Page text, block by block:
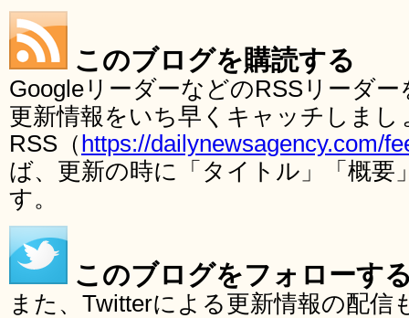
このブログを購読する
GoogleリーダーなどのRSSリーダ
更新情報をいち早くキャッチしま
RSS（ https://dailynewsagency.com/
ば、更新の時に「タイトル」「概要
す。
このブログをフォローす
また、Twitterによる更新情報の配